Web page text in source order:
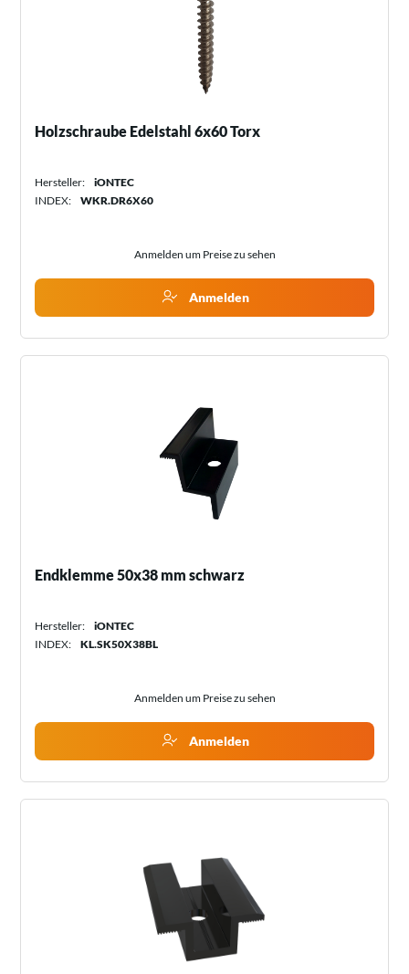
Holzschraube Edelstahl 6x60 Torx
Hersteller:
iONTEC
INDEX:
WKR.DR6X60
Anmelden um Preise zu sehen
Anmelden
Endklemme 50x38 mm schwarz
Hersteller:
iONTEC
INDEX:
KL.SK50X38BL
Anmelden um Preise zu sehen
Anmelden